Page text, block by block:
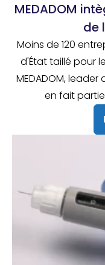
MEDADOM
de
Moins de 120
d'État taillé pour
MEDADOM,
en fait